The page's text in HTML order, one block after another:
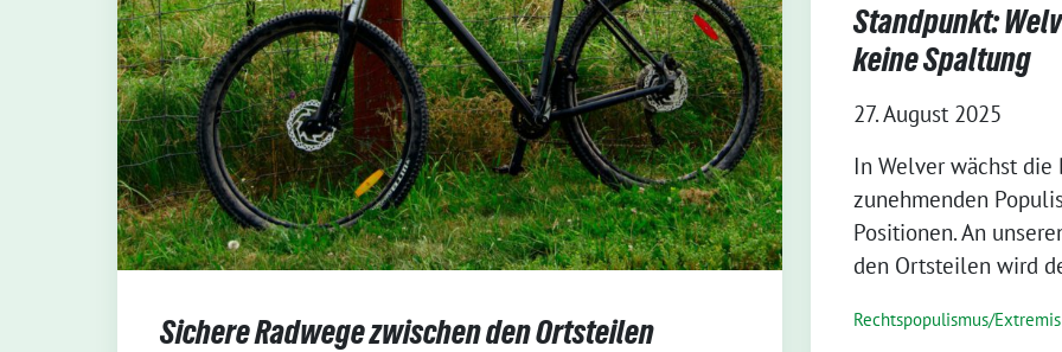
Sichere Radwege zwischen den Ortsteilen
Standpunkt:
keine Spaltung
27. August 2025
In Welver wächst
zunehmenden
Positionen. An
den Ortsteilen wird
Rechtspopulismus/